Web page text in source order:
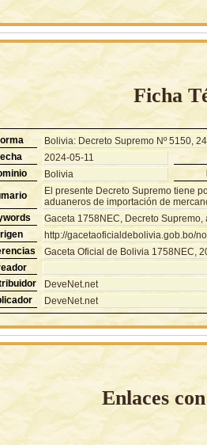
Ficha
Bolivia: Decreto Supremo Nº 5150,
2024-05-11
Bolivia
El presente Decreto Supremo tiene
aduaneros de importación de
Gaceta 1758NEC, Decreto Supremo,
http://gacetaoficialdebolivia.gob.bo/
Gaceta Oficial de Bolivia 1758NEC,
DeveNet.net
DeveNet.net
Enlaces